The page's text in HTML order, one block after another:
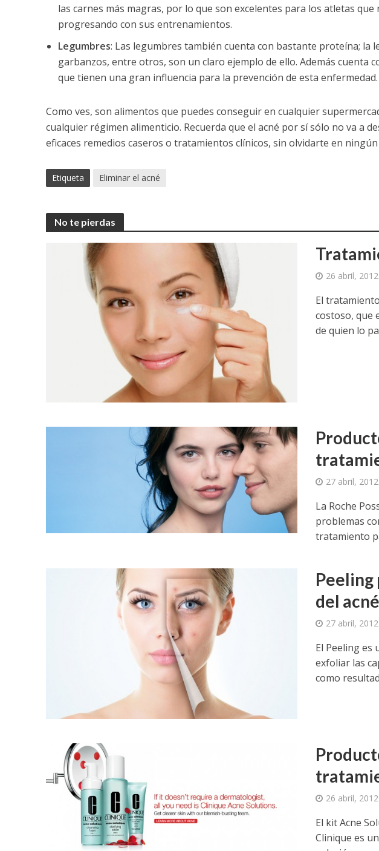
las carnes más magras, por lo que son excelentes para los atletas
progresando con sus entrenamientos.
Legumbres: Las legumbres también cuenta con bastante proteína; la
garbanzos, entre otros, son un claro ejemplo de ello. Además cuenta
que tienen una gran influencia para la prevención de esta enfermedad.
Como ves, son alimentos que puedes conseguir en cualquier
cualquier régimen alimenticio. Recuerda que el acné por sí sólo no va a
eficaces remedios caseros o tratamientos clínicos, sin olvidarte en
Etiqueta Eliminar el acné
No te pierdas
26 abril, 2012
El
costoso, que
de quien lo
27 abril, 2012
La Roche
problemas
tratamiento
del acné
27 abril, 2012
El Peeling es
exfoliar las
como
26 abril, 2012
El kit Acne
Clinique es